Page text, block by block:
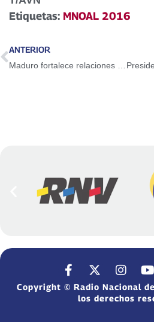
Etiquetas: MNOAL 2016
ANTERIOR
Maduro fortalece relaciones de paz con países del Movimiento No Alineados
Copyright © Radio Nacional
los derechos